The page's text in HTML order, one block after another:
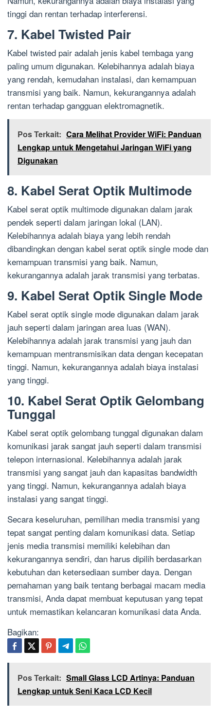
tinggi dan rentan terhadap interferensi.
7. Kabel Twisted Pair
Kabel twisted pair adalah jenis kabel tembaga yang
paling umum digunakan. Kelebihannya adalah biaya
yang rendah, kemudahan instalasi, dan kemampuan
transmisi yang baik. Namun, kekurangannya adalah
rentan terhadap gangguan elektromagnetik.
Pos Terkait: Cara Melihat Provider WiFi: Panduan
Lengkap untuk Mengetahui Jaringan WiFi yang
Digunakan
8. Kabel Serat Optik Multimode
Kabel serat optik multimode digunakan dalam jarak
pendek seperti dalam jaringan lokal (LAN).
Kelebihannya adalah biaya yang lebih rendah
dibandingkan dengan kabel serat optik single mode dan
kemampuan transmisi yang baik. Namun,
kekurangannya adalah jarak transmisi yang terbatas.
9. Kabel Serat Optik Single Mode
Kabel serat optik single mode digunakan dalam jarak
jauh seperti dalam jaringan area luas (WAN).
Kelebihannya adalah jarak transmisi yang jauh dan
kemampuan mentransmisikan data dengan kecepatan
tinggi. Namun, kekurangannya adalah biaya instalasi
yang tinggi.
10. Kabel Serat Optik Gelombang
Tunggal
Kabel serat optik gelombang tunggal digunakan dalam
komunikasi jarak sangat jauh seperti dalam transmisi
telepon internasional. Kelebihannya adalah jarak
transmisi yang sangat jauh dan kapasitas bandwidth
yang tinggi. Namun, kekurangannya adalah biaya
instalasi yang sangat tinggi.
Secara keseluruhan, pemilihan media transmisi yang
tepat sangat penting dalam komunikasi data. Setiap
jenis media transmisi memiliki kelebihan dan
kekurangannya sendiri, dan harus dipilih berdasarkan
kebutuhan dan ketersediaan sumber daya. Dengan
pemahaman yang baik tentang berbagai macam media
transmisi, Anda dapat membuat keputusan yang tepat
untuk memastikan kelancaran komunikasi data Anda.
Bagikan:
Pos Terkait: Small Glass LCD Artinya: Panduan
Lengkap untuk Seni Kaca LCD Kecil